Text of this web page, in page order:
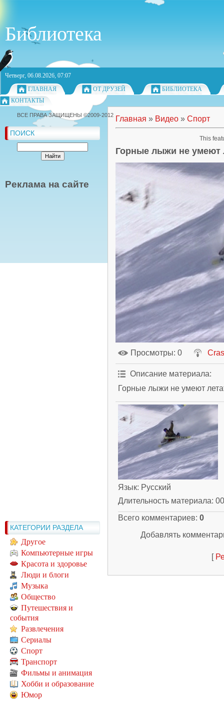
Библиотека
Четверг, 06.08.2026, 07:07
ГЛАВНАЯ
ОТ ДРУЗЕЙ
БИБЛИОТЕКА
КОНТАКТЫ
ПОИСК
Реклама на сайте
КАТЕГОРИИ РАЗДЕЛА
Другое
Компьютерные игры
Красота и здоровье
Люди и блоги
Музыка
Общество
Путешествия и
события
Развлечения
Сериалы
Спорт
Транспорт
Фильмы и анимация
Хобби и образование
Юмор
Главная » Видео » Спорт
Горные лыжи не умеют
Просмотры: 0
Описание материала:
Горные лыжи не умеют
Язык: Русский
Длительность материала:
Всего комментариев: 0
Добавлять
[
ВСЕ ПРАВА ЗАЩИЩЕНЫ ©2009-2012
This